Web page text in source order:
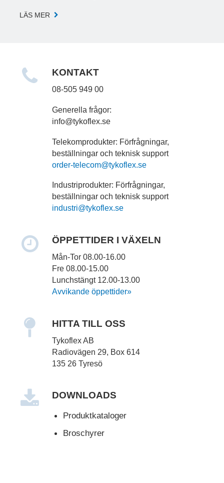
LÄS MER
KONTAKT
08-505 949 00
Generella frågor:
info@tykoflex.se
Telekomprodukter: Förfrågningar,
beställningar och teknisk support
order-telecom@tykoflex.se
Industriprodukter: Förfrågningar,
beställningar och teknisk support
industri@tykoflex.se
ÖPPETTIDER I VÄXELN
Mån-Tor 08.00-16.00
Fre 08.00-15.00
Lunchstängt 12.00-13.00
Avvikande öppettider»
HITTA TILL OSS
Tykoflex AB
Radiovägen 29, Box 614
135 26 Tyresö
DOWNLOADS
Produktkataloger
Broschyrer